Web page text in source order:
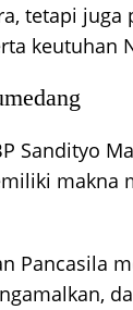
tetapi
keutuhan
Sandityo
makna
Pancasila